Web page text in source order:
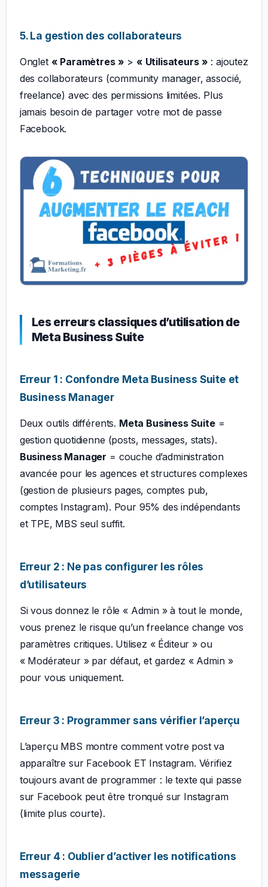
5. La gestion des collaborateurs
Onglet « Paramètres » > « Utilisateurs » : ajoutez
des collaborateurs (community manager, associé,
freelance) avec des permissions limitées. Plus
jamais besoin de partager votre mot de passe
Facebook.
Les erreurs classiques d’utilisation de
Meta Business Suite
Erreur 1 : Confondre Meta Business Suite et
Business Manager
Deux outils différents. Meta Business Suite=
gestion quotidienne (posts, messages, stats).
Business Manager = couche d’administration
avancée pour les agences et structures complexes
(gestion de plusieurs pages, comptes pub,
comptes Instagram). Pour 95% des indépendants
et TPE, MBS seul suffit.
Erreur 2 : Ne pas configurer les rôles
d’utilisateurs
Si vous donnez le rôle « Admin » à tout le monde,
vous prenez le risque qu’un freelance change vos
paramètres critiques. Utilisez « Éditeur » ou
« Modérateur » par défaut, et gardez « Admin »
pour vous uniquement.
Erreur 3 : Programmer sans vérifier l’aperçu
L’aperçu MBS montre comment votre post va
apparaître sur Facebook ET Instagram. Vérifiez
toujours avant de programmer : le texte qui passe
sur Facebook peut être tronqué sur Instagram
(limite plus courte).
Erreur 4 : Oublier d’activer les notifications
messagerie